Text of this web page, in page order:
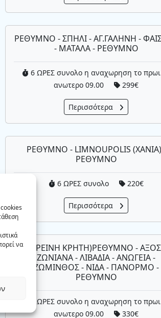
να
ΡΕΘΥΜΝΟ - ΣΠΗΛΙ - ΑΓ.ΓΑΛΗΝΗ -
- ΜΑΤΑΛΑ - ΡΕΘΥΜΝΟ
6 ΩΡΕΣ συνολο η αναχωρηση το πρωι
ανωτερο 09.00
299€
Περισσότερα
ΡΕΘΥΜΝΟ - LIMNOUPOLIS
ΡΕΘΥΜΝΟ
6 ΩΡΕΣ συνολο 220€
Περισσότερα
(ΟΡΕΙΝΗ ΚΡΗΤΗ)ΡΕΘΥΜΝΟ -
ΖΩΝΙΑΝΑ - ΛΙΒΑΔΙΑ - ΑΝΩΓΕΙΑ -
ΖΩΜΙΝΘΟΣ - ΝΙΔΑ - ΠΑΝΟΡΜΟ -
ΡΕΘΥΜΝΟ
6 ΩΡΕΣ συνολο η αναχωρηση το
ανωτερο 09.00
330€